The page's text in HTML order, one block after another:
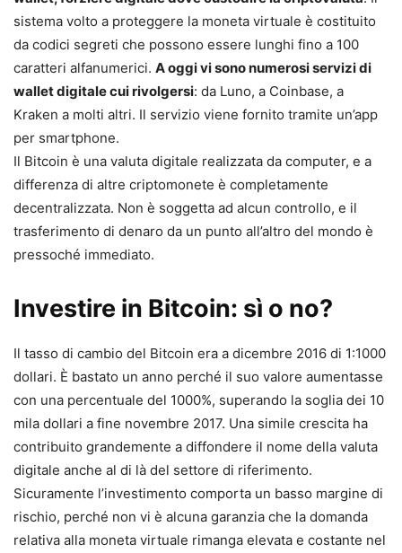
sistema volto a proteggere la moneta virtuale è costituito
da codici segreti che possono essere lunghi fino a 100
caratteri alfanumerici. A oggi vi sono numerosi servizi di
wallet digitale cui rivolgersi: da Luno, a Coinbase, a
Kraken a molti altri. Il servizio viene fornito tramite un’app
per smartphone.
Il Bitcoin è una valuta digitale realizzata da computer, e a
differenza di altre criptomonete è completamente
decentralizzata. Non è soggetta ad alcun controllo, e il
trasferimento di denaro da un punto all’altro del mondo è
pressoché immediato.
Investire in Bitcoin: sì o no?
Il tasso di cambio del Bitcoin era a dicembre 2016 di 1:1000
dollari. È bastato un anno perché il suo valore aumentasse
con una percentuale del 1000%, superando la soglia dei 10
mila dollari a fine novembre 2017. Una simile crescita ha
contribuito grandemente a diffondere il nome della valuta
digitale anche al di là del settore di riferimento.
Sicuramente l’investimento comporta un basso margine di
rischio, perché non vi è alcuna garanzia che la domanda
relativa alla moneta virtuale rimanga elevata e costante nel